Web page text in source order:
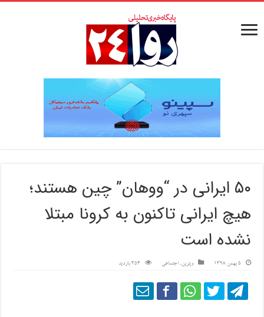
۵۰ ایرانی در “ووهان” چین هستند؛
هیچ ایرانی تاکنون به کرونا مبتلا
نشده است
5 بهمن 1398 ویترین,اجتماعی 354 بازدید